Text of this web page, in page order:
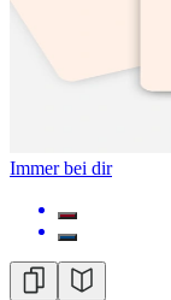
Immer bei dir